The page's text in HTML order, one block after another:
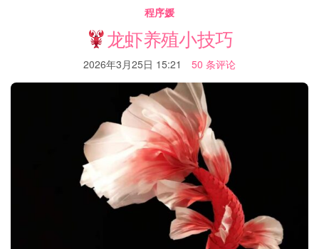
程序媛
龙虾养殖小技巧
2026年3月25日 15:21 50 条评论